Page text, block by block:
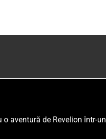
aventură de Revelion într-